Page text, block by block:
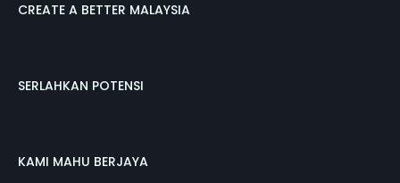
CREATE A BETTER MALAYSIA
SERLAHKAN POTENSI
KAMI MAHU BERJAYA